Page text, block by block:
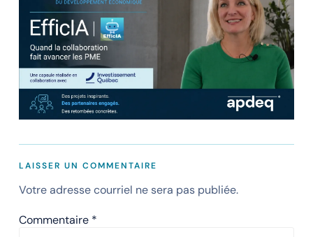
LAISSER UN COMMENTAIRE
Votre adresse courriel ne sera pas publiée.
Commentaire *